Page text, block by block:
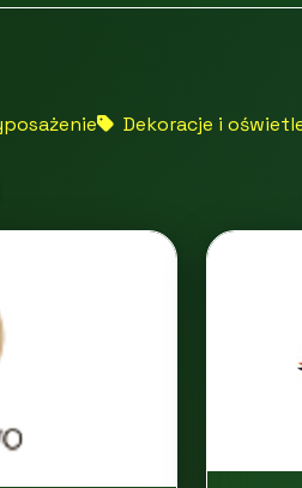
Dekoracje i